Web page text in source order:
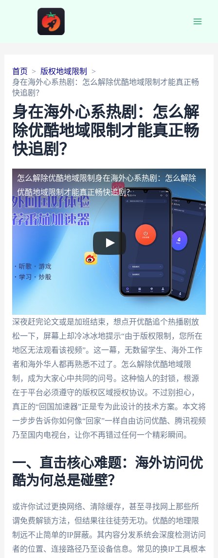
首页
版权地域限制
身在海外心系热剧：怎么解除优酷地域限制才能真正畅
快追剧？
身在海外心系热剧：怎么解
除优酷地域限制才能真正畅
快追剧？
怎么解除优酷地域限制 身在海外心系热剧：怎么解除
优酷地域限制才能真正畅快追剧？
深夜赶完论文或是加班结束，想点开优酷追个热播剧放
松一下，屏幕上却冷冰冰地提示“由于版权限制，您所在
地区无法观看该视频”。这一幕，无数留学生、海外工作
者和海外华人都再熟悉不过了。怎么解除优酷地域限
制，成为大家心中共同的问号。这种恼人的封锁，根源
在于平台必须遵守的版权区域授权协议。不过别担心，
真正的“回国加速器”正是专为此设计的技术方案。本文将
一步步告诉你如何像“回家”一样自由访问优酷、腾讯视频
乃至国内电视台，让你不再错过任何一个精彩瞬间。
一、直击核心难题：海外访问优
酷为何总是碰壁？
或许你试过更换网络、清除缓存，甚至寻找网上那些所
谓免费解锁方法，但结果往往徒劳无功。优酷的地理限
制远不止简单的IP屏蔽。其内容分发系统会深度检测访问
者的位置、连接路径乃至设备信息。常见的换IP工具根本